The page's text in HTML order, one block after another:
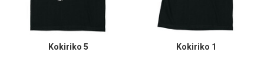
Kokiriko 5 Kokiriko 1